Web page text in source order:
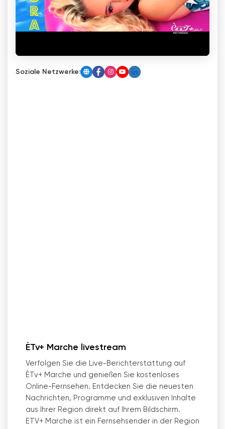
Soziale Netzwerke:
ÈTv+ Marche livestream
Verfolgen Sie die Live-Berichterstattung auf
ÈTv+ Marche und genießen Sie kostenloses
Online-Fernsehen. Entdecken Sie die neuesten
Nachrichten, Programme und exklusiven Inhalte
aus Ihrer Region direkt auf Ihrem Bildschirm.
ETV+ Marche ist ein Fernsehsender in der Region